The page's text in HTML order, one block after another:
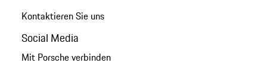
Kontaktieren Sie uns
Social Media
Mit Porsche verbinden